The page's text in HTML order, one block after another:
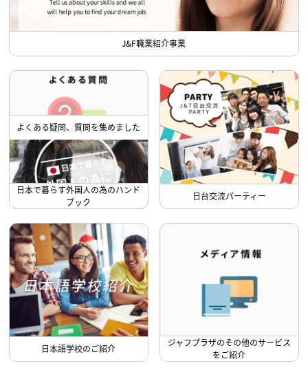
J&F職業紹介事業
よくある疑問、質問を集めました
日本で暮らす外国人の為のハンド
ブック
日台交流パーティー
日本語学校のご紹介
ジャフプラザのその他のサービス
をご紹介